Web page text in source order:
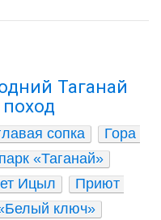
Таганай
сопка
Гора
«Таганай»
Ицыл
Приют
ключ»